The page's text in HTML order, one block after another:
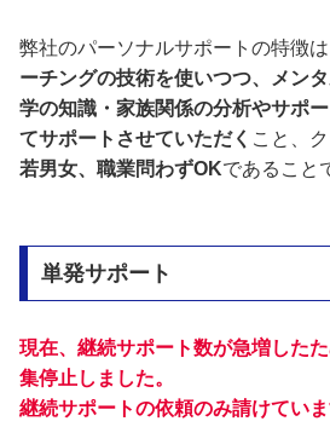
弊社のパーソナルサポートの特徴は
ーチングの技術を使いつつ、メン
学の知識・家族関係の分析やサポ
てサポートさせていただく こと、
若男女、職業問わずOKであること
単発サポート
現在、継続サポート数が急増した
集停止しました。
継続サポートの依頼のみ請けていま